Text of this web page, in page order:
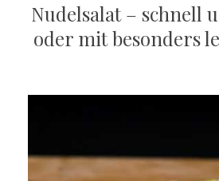
Nudelsalat – schnell
oder mit besonders